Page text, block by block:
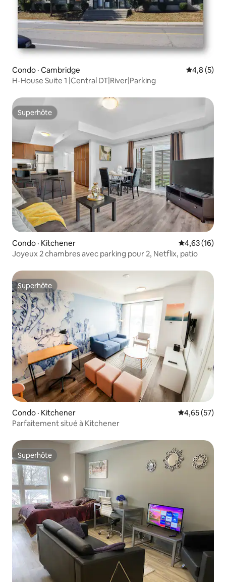
Condo · Cambridge Note
4,8 (5)
H-House Suite 1 |Central DT|River|Parking
Superhôte
Superhôte
Condo · Kitchener Note
4,63 (16)
Joyeux 2 chambres avec parking pour 2, Netflix, patio
Superhôte
Superhôte
Condo · Kitchener Note
4,65 (57)
Parfaitement situé à Kitchener
Superhôte
Superhôte